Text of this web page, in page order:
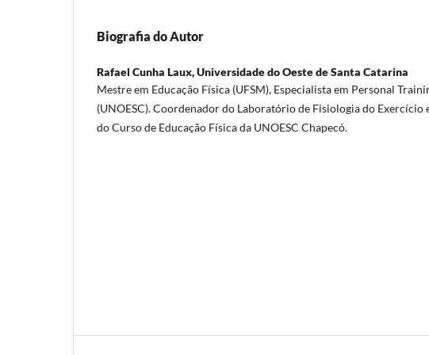
Biografia do Autor
Rafael Cunha Laux,Universidade do Oeste de Santa Catarina
Mestre em Educação Física (UFSM), Especialista em Personal
(UNOESC). Coordenador do Laboratório de Fisiologia do Exercício
do Curso de Educação Física da UNOESC Chapecó.